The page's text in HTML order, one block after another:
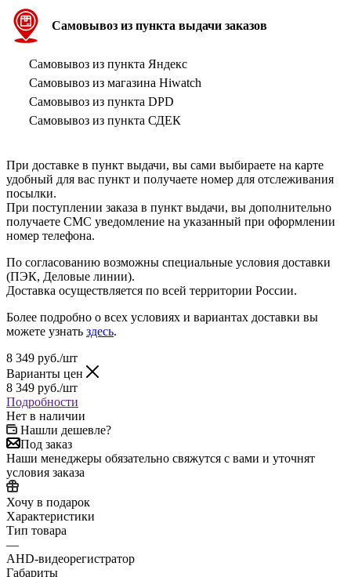
Самовывоз из пункта выдачи заказов
Самовывоз из пункта Яндекс
Самовывоз из магазина Hiwatch
Самовывоз из пункта DPD
Самовывоз из пункта СДЕК
При доставке в пункт выдачи, вы сами выбираете на карте
удобный для вас пункт и получаете номер для отслеживания
посылки.
При поступлении заказа в пункт выдачи, вы дополнительно
получаете СМС уведомление на указанный при оформлении
номер телефона.
По согласованию возможны специальные условия доставки
(ПЭК, Деловые линии).
Доставка осуществляется по всей территории России.
Более подробно о всех условиях и вариантах доставки вы
можете узнать здесь.
8 349 руб./шт
Варианты цен
8 349 руб./шт
Подробности
Нет в наличии
Нашли дешевле?
Под заказ
Наши менеджеры обязательно свяжутся с вами и уточнят
условия заказа
Хочу в подарок
Характеристики
Тип товара
—
AHD-видеорегистратор
Габариты